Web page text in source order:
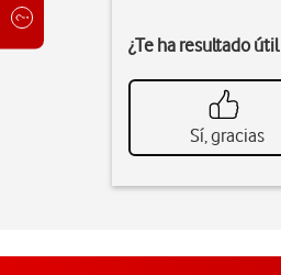
¿Te ha resultado
Sí, gracias